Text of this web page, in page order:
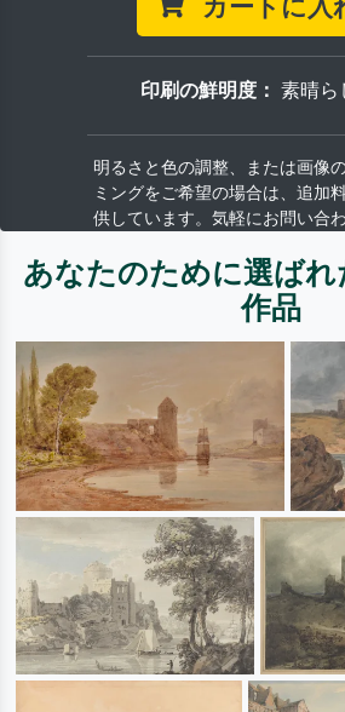
カートに入
印刷の鮮明度： 素晴ら
明るさと色の調整、または画像
ミングをご希望の場合は、追加
供しています。気軽にお問い合
あなたのために選ばれ
作品